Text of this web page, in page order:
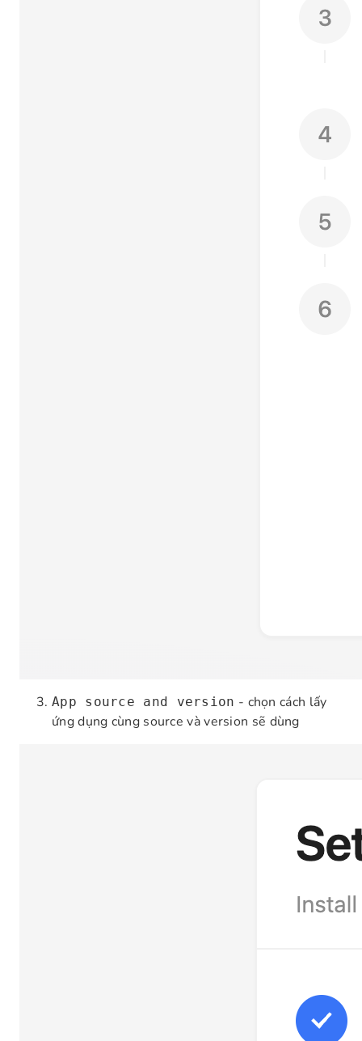
App source and version - chọn cách lấy
ứng dụng cùng source và version sẽ dùng